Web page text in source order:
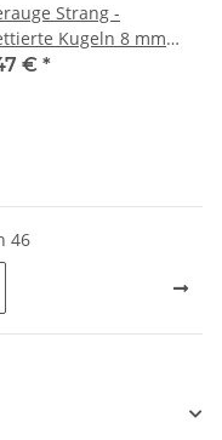
Strang -
Kugeln 8 mm
silber
€ *
46